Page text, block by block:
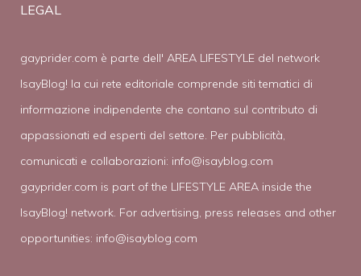
LEGAL
gayprider.com è parte dell' AREA LIFESTYLE del network
IsayBlog! la cui rete editoriale comprende siti tematici di
informazione indipendente che contano sul contributo di
appassionati ed esperti del settore. Per pubblicità,
comunicati e collaborazioni: info@isayblog.com
gayprider.com is part of the LIFESTYLE AREA inside the
IsayBlog! network. For advertising, press releases and other
opportunities: info@isayblog.com